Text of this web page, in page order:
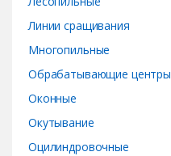
Линии сращивания
Многопильные
Обрабатывающие центры
Оконные
Окутывание
Оцилиндровочные